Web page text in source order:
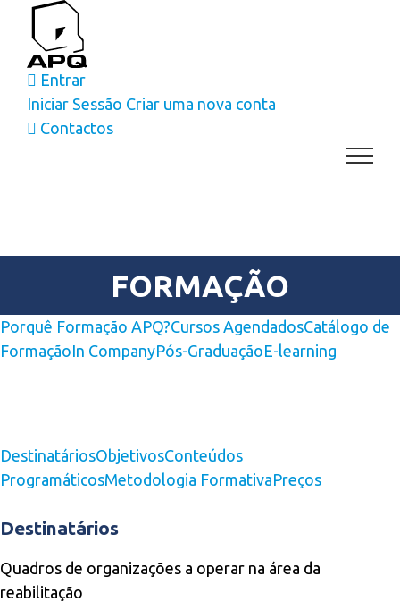
content
Entrar
Iniciar Sessão Criar uma nova conta
Contactos
FORMAÇÃO
Porquê Formação APQ?Cursos AgendadosCatálogo de
FormaçãoIn CompanyPós-GraduaçãoE-learning
DestinatáriosObjetivosConteúdos
ProgramáticosMetodologia FormativaPreços
Destinatários
Quadros de organizações a operar na área da
reabilitação